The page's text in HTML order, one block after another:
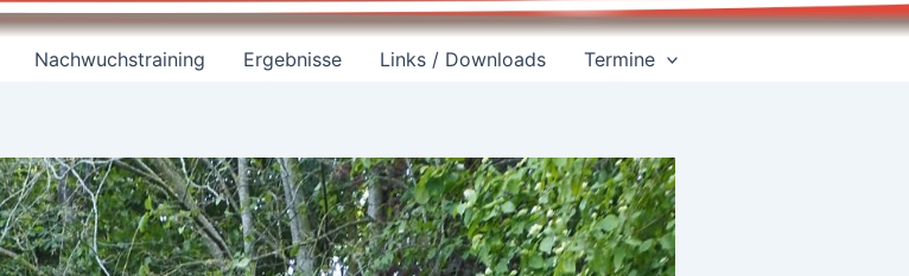
Nachwuchstraining Ergebnisse Links / Downloads Termine